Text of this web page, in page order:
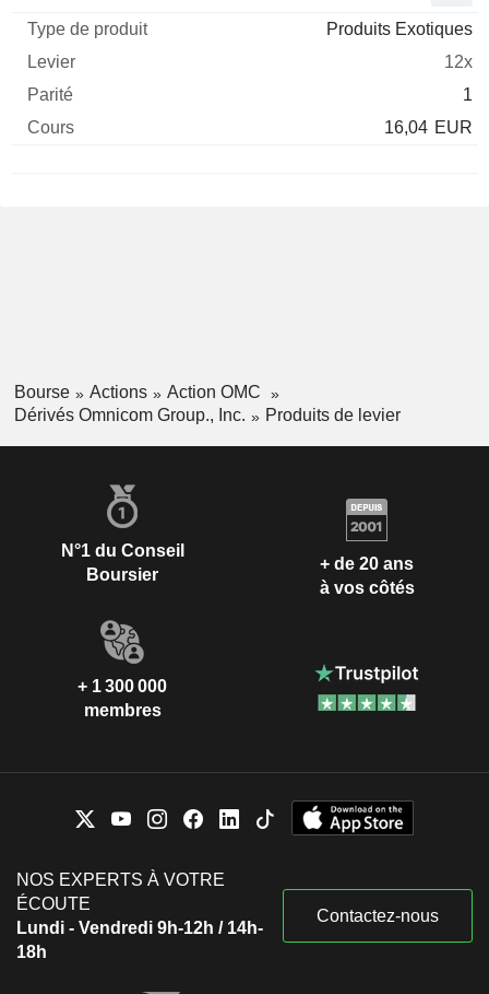
Produits Exotiques
12x
1
16,04 EUR
Bourse Actions
Action OMC
Dérivés Omnicom Group., Inc.
Produits de levier
N°1 du Conseil
Boursier
+ de 20 ans
à vos côtés
+ 1 300 000
membres
NOS EXPERTS À VOTRE
ÉCOUTE
Lundi - Vendredi 9h-12h / 14h-
18h
Contactez-nous